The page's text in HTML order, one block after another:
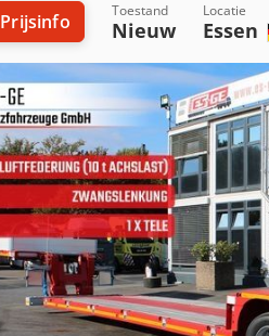
Prijsinfo Toestand
Nieuw
Locatie
Essen